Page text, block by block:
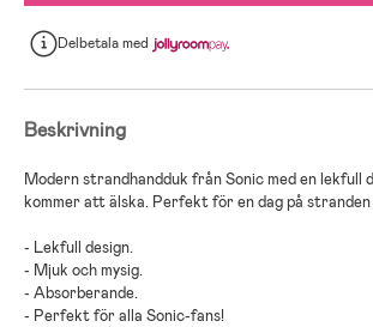
Delbetalamed
Beskrivning
Modern strandhandduk från Sonic med en lekfull
kommer att älska. Perfekt för en dag på stranden
- Lekfull design.
- Mjuk och mysig.
- Absorberande.
- Perfekt för alla Sonic-fans!